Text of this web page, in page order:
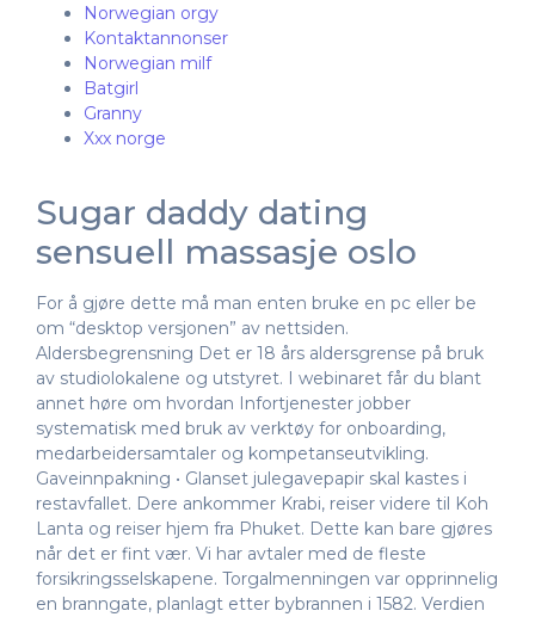
Norwegian orgy
Kontaktannonser
Norwegian milf
Batgirl
Granny
Xxx norge
Sugar daddy dating
sensuell massasje oslo
For å gjøre dette må man enten bruke en pc eller be
om “desktop versjonen” av nettsiden.
Aldersbegrensning Det er 18 års aldersgrense på bruk
av studiolokalene og utstyret. I webinaret får du blant
annet høre om hvordan Infortjenester jobber
systematisk med bruk av verktøy for onboarding,
medarbeidersamtaler og kompetanseutvikling.
Gaveinnpakning • Glanset julegavepapir skal kastes i
restavfallet. Dere ankommer Krabi, reiser videre til Koh
Lanta og reiser hjem fra Phuket. Dette kan bare gjøres
når det er fint vær. Vi har avtaler med de fleste
forsikringsselskapene. Torgalmenningen var opprinnelig
en branngate, planlagt etter bybrannen i 1582. Verdien